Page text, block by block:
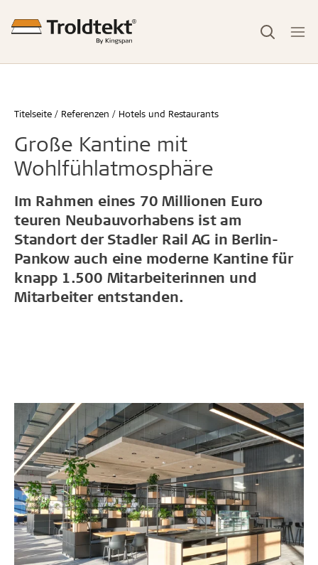
Titelseite Referenzen Hotels und Restaurants
Große Kantine mit
Wohlfühlatmosphäre
Im Rahmen eines 70 Millionen Euro
teuren Neubauvorhabens ist am
Standort der Stadler Rail AG in Berlin-
Pankow auch eine moderne Kantine für
knapp 1.500 Mitarbeiterinnen und
Mitarbeiter entstanden.